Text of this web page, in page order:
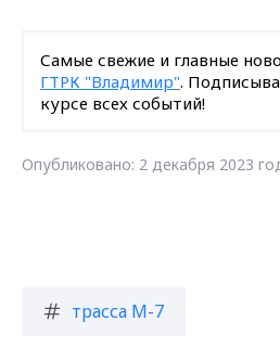
Самые свежие и главные
ГТРК "Владимир".
курсе всех событий!
Опубликовано: 2 декабря 2023
трасса М-7